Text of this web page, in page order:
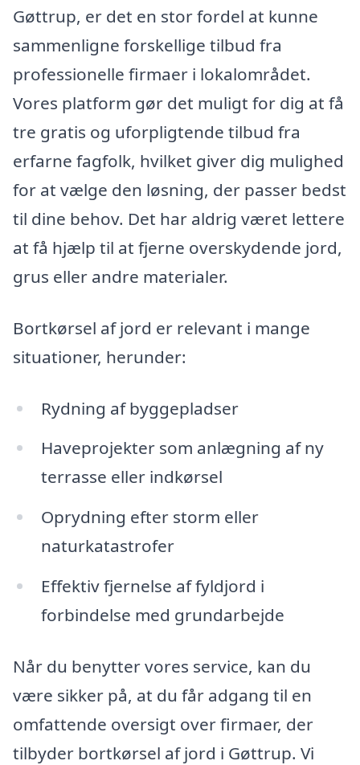
Gøttrup, er det en stor fordel at kunne
sammenligne forskellige tilbud fra
professionelle firmaer i lokalområdet.
Vores platform gør det muligt for dig at få
tre gratis og uforpligtende tilbud fra
erfarne fagfolk, hvilket giver dig mulighed
for at vælge den løsning, der passer bedst
til dine behov. Det har aldrig været lettere
at få hjælp til at fjerne overskydende jord,
grus eller andre materialer.
Bortkørsel af jord er relevant i mange
situationer, herunder:
Rydning af byggepladser
Haveprojekter som anlægning af ny
terrasse eller indkørsel
Oprydning efter storm eller
naturkatastrofer
Effektiv fjernelse af fyldjord i
forbindelse med grundarbejde
Når du benytter vores service, kan du
være sikker på, at du får adgang til en
omfattende oversigt over firmaer, der
tilbyder bortkørsel af jord i Gøttrup. Vi